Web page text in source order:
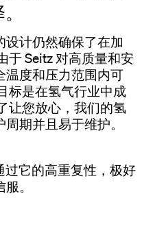
设计仍然确保了在加
于 Seitz 对高质量和安
温度和压力范围内可
标是在氢气行业中成
让您放心，我们的氢
期并且易于维护。
过它的高重复性，极好
。